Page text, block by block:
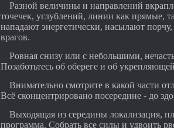
Разной величины и направлений
точечек, углублений, линии как прямые,
нападают энергетически, насылают
врагов.
Ровная снизу или с небольшими,
Позаботьтесь об обереге и об
Внимательно смотрите в какой части
Всё сконцентрировано посередине - до
Выходящая из середины локализация,
программа. Собрать все силы и удвоить